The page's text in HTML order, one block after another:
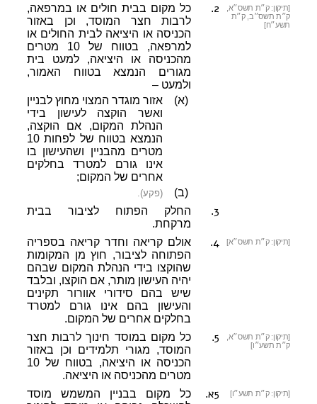
2
.
[תיקון: ק״ת תשס״א,
ק״ת תשס״ב, ק״ת
תשע״ח]
כל מקום בבית חולים או במרפאה,
לרבות חצר המוסד, וכן באזור
הכניסה או היציאה לבית החולים או
למרפאה, בטווח של 10 מטרים
מהכניסה או היציאה, למעט בית
מגורים הנמצא בטווח האמור,
ולמעט –
(א)
אזור מוגדר המצוי מחוץ לבניין
ואשר הוקצה לעישון בידי
הנהלת המקום, אם הוקצה,
הנמצא בטווח של לפחות 10
מטרים מהבניין ושהעישון בו
אינו גורם למטרד בחלקים
אחרים של המקום;
(ב)
(פקע).
3
.
החלק הפתוח לציבור בבית
מרקחת.
4
. [תיקון: ק״ת תשס״א]
אולם קריאה וחדר קריאה בספריה
הפתוחה לציבור, חוץ מן המקומות
שהוקצו בידי הנהלת המקום שבהם
יהיה העישון מותר, אם הוקצו, ובלבד
שיש בהם סידורי אוורור תקינים
והעישון בהם אינו גורם למטרד
בחלקים אחרים של המקום.
5
.
[תיקון: ק״ת תשס״א,
ק״ת תשע״ו]
כל מקום במוסד חינוך לרבות חצר
המוסד, מגורי תלמידים וכן באזור
הכניסה או היציאה, בטווח של 10
מטרים מהכניסה או היציאה.
5א . [תיקון: ק״ת תשע״ו]
כל מקום בבניין המשמש מוסד